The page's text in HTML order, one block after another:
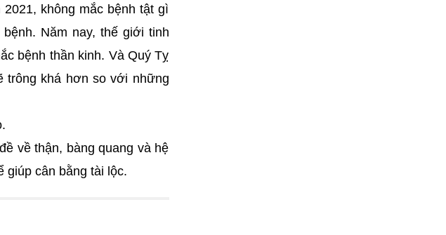
không mắc bệnh tật gì
Năm nay, thế giới tinh
bệnh thần kinh. Và Quý Tỵ
trông khá hơn so với những
về thận, bàng quang và hệ
giúp cân bằng tài lộc.